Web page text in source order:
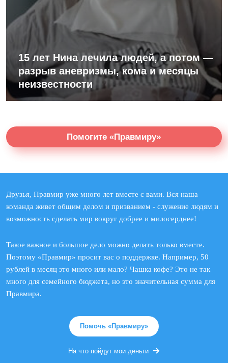
15 лет Нина лечила людей, а потом —
разрыв аневризмы, кома и месяцы
неизвестности
Помогите «Правмиру»
Друзья, Правмир уже много лет вместе с вами. Вся наша
команда живет общим делом и призванием - служение людям и
возможность сделать мир вокруг добрее и милосерднее!
Такое важное и большое дело можно делать только вместе.
Поэтому «Правмир» просит вас о поддержке. Например, 50
рублей в месяц это много или мало? Чашка кофе? Это не так
много для семейного бюджета, но это значительная сумма для
Правмира.
Помочь «Правмиру»
На что пойдут мои деньги